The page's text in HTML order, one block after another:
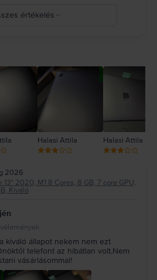
értékelés
Halasi Attila Halasi Attila
2026
2020, M1 8 Cores, 8 GB, 7 core GPU,
Kiváló
kiváló állapot nekem nem ezt
telefont az hibátlan volt.Nem
vásárlásommal!